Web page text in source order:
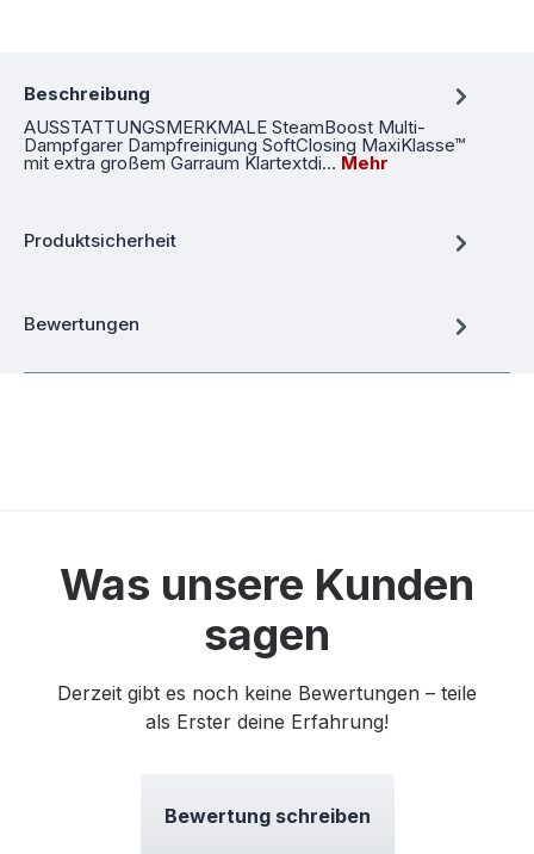
Beschreibung
AUSSTATTUNGSMERKMALE SteamBoost Multi-
Dampfgarer Dampfreinigung SoftClosing MaxiKlasse™
mit extra großem Garraum Klartextdi… Mehr
Produktsicherheit
Bewertungen
Was unsere Kunden
sagen
Derzeit gibt es noch keine Bewertungen – teile
als Erster deine Erfahrung!
Bewertung schreiben